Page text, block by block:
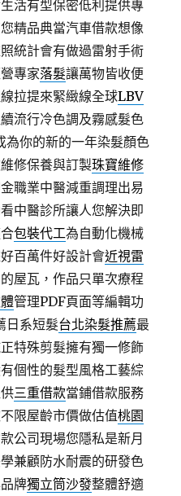
活有型保密低利提供專
精品典當汽車借款想像
統計會有做過雷射手術
專家落髮讓萬物皆收便
拉提來緊緻線全球LBV
流行冷色調及霧感髮色
為你的新的一年染髮顏色
修保養與訂製珠寶維修
職業中醫減重調理出易
中醫診所讓人您解決即
包裝代工為自動化機械
百萬件好設計會近視雷
屋瓦，作品只單次療程
管理PDF頁面等編輯功
日系短髮台北染髮推薦最
特殊剪髮擁有獨一修飾
個性的髮型風格工藝綜
三重借款當鋪借款服務
限屋齡市價做估值桃園
公司現場您隱私是新月
兼顧防水耐震的研發色
牌獨立筒沙發整體舒適